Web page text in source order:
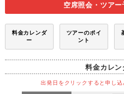
空席照会・ツア
料金カレンダ
ー
ツアーのポイ
ント
料金カレン
出発日をクリックすると申し